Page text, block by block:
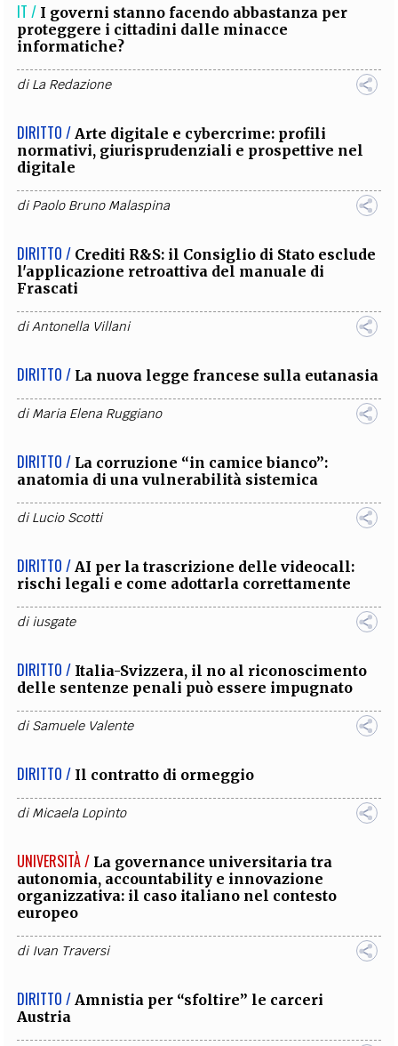
IT / I governi stanno facendo abbastanza per
proteggere i cittadini dalle minacce
informatiche?
diLa Redazione
DIRITTO / Arte digitale e cybercrime: profili
normativi, giurisprudenziali e prospettive nel
digitale
diPaolo Bruno Malaspina
DIRITTO / Crediti R&S: il Consiglio di Stato esclude
l'applicazione retroattiva del manuale di
Frascati
diAntonella Villani
DIRITTO / La nuova legge francese sulla eutanasia
diMaria Elena Ruggiano
DIRITTO / La corruzione “in camice bianco”:
anatomia di una vulnerabilità sistemica
diLucio Scotti
DIRITTO / AI per la trascrizione delle videocall:
rischi legali e come adottarla correttamente
diiusgate
DIRITTO / Italia-Svizzera, il no al riconoscimento
delle sentenze penali può essere impugnato
diSamuele Valente
DIRITTO / Il contratto di ormeggio
diMicaela Lopinto
UNIVERSITÀ / La governance universitaria tra
autonomia, accountability e innovazione
organizzativa: il caso italiano nel contesto
europeo
di Ivan Traversi
DIRITTO / Amnistia per “sfoltire” le carceri
Austria